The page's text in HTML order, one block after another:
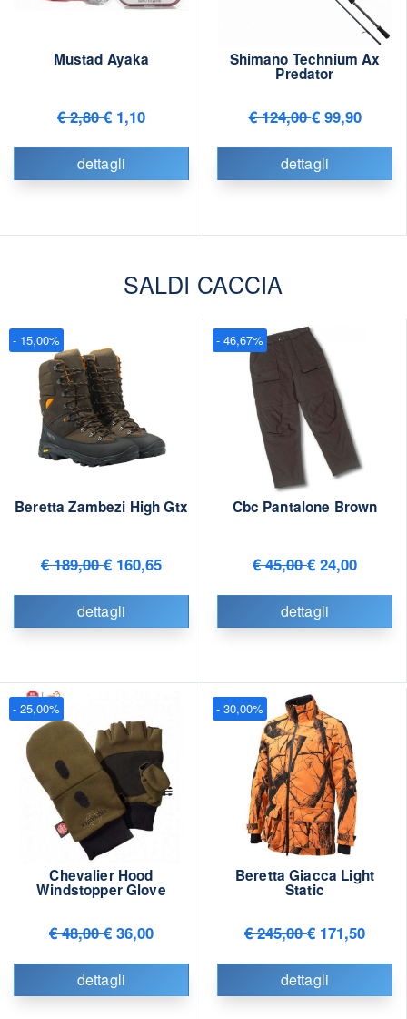
Mustad Ayaka
€ 2,80€ 1,10
dettagli
Shimano Technium Ax
Predator
€ 124,00€ 99,90
dettagli
SALDI CACCIA
Beretta Zambezi High Gtx
€ 189,00€ 160,65
dettagli
- 15,00%
Cbc Pantalone Brown
€ 45,00€ 24,00
dettagli
- 46,67%
Chevalier Hood
Windstopper Glove
€ 48,00€ 36,00
dettagli
- 25,00%
Beretta Giacca Light
Static
€ 245,00€ 171,50
dettagli
- 30,00%